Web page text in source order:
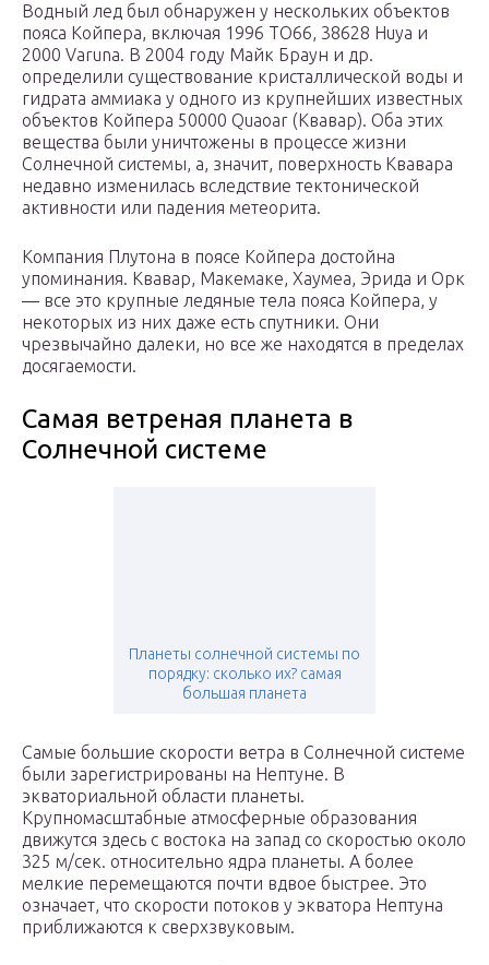
Водный лед был обнаружен у нескольких объектов
пояса Койпера, включая 1996 TO66, 38628 Huya и
2000 Varuna. В 2004 году Майк Браун и др.
определили существование кристаллической воды и
гидрата аммиака у одного из крупнейших известных
объектов Койпера 50000 Quaoar (Квавар). Оба этих
вещества были уничтожены в процессе жизни
Солнечной системы, а, значит, поверхность Квавара
недавно изменилась вследствие тектонической
активности или падения метеорита.
Компания Плутона в поясе Койпера достойна
упоминания. Квавар, Макемаке, Хаумеа, Эрида и Орк
— все это крупные ледяные тела пояса Койпера, у
некоторых из них даже есть спутники. Они
чрезвычайно далеки, но все же находятся в пределах
досягаемости.
Самая ветреная планета в
Солнечной системе
Планеты солнечной системы по
порядку: сколько их? самая
большая планета
Самые большие скорости ветра в Солнечной системе
были зарегистрированы на Нептуне. В
экваториальной области планеты.
Крупномасштабные атмосферные образования
движутся здесь с востока на запад со скоростью около
325 м/сек. относительно ядра планеты. А более
мелкие перемещаются почти вдвое быстрее. Это
означает, что скорости потоков у экватора Нептуна
приближаются к сверхзвуковым.